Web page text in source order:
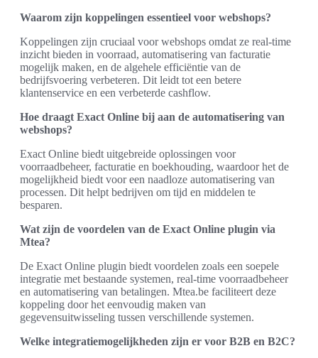
Waarom zijn koppelingen essentieel voor webshops?
Koppelingen zijn cruciaal voor webshops omdat ze real-time
inzicht bieden in voorraad, automatisering van facturatie
mogelijk maken, en de algehele efficiëntie van de
bedrijfsvoering verbeteren. Dit leidt tot een betere
klantenservice en een verbeterde cashflow.
Hoe draagt Exact Online bij aan de automatisering van
webshops?
Exact Online biedt uitgebreide oplossingen voor
voorraadbeheer, facturatie en boekhouding, waardoor het de
mogelijkheid biedt voor een naadloze automatisering van
processen. Dit helpt bedrijven om tijd en middelen te
besparen.
Wat zijn de voordelen van de Exact Online plugin via
Mtea?
De Exact Online plugin biedt voordelen zoals een soepele
integratie met bestaande systemen, real-time voorraadbeheer
en automatisering van betalingen. Mtea.be faciliteert deze
koppeling door het eenvoudig maken van
gegevensuitwisseling tussen verschillende systemen.
Welke integratiemogelijkheden zijn er voor B2B en B2C?